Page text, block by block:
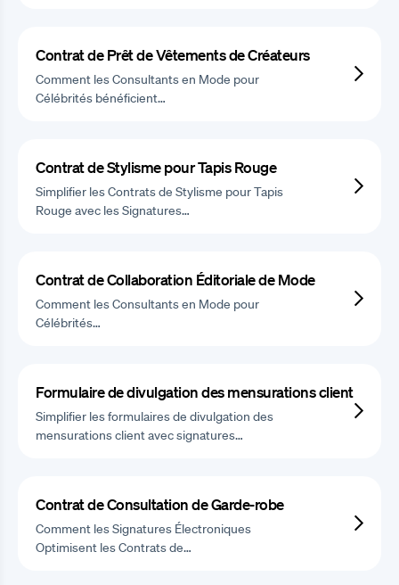
Contrat de Prêt de Vêtements de Créateurs
Comment les Consultants en Mode pour
Célébrités bénéficient…
Contrat de Stylisme pour Tapis Rouge
Simplifier les Contrats de Stylisme pour Tapis
Rouge avec les Signatures…
Contrat de Collaboration Éditoriale de Mode
Comment les Consultants en Mode pour
Célébrités…
Formulaire de divulgation des mensurations client
Simplifier les formulaires de divulgation des
mensurations client avec signatures…
Contrat de Consultation de Garde-robe
Comment les Signatures Électroniques
Optimisent les Contrats de…